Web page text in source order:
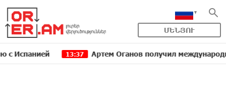
ՄԵՆՅՈՒ
13:37 Артем Оганов получил международную